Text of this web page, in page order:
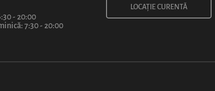
- 20:00
7:30 - 20:00
LOCAȚIE CURENTĂ